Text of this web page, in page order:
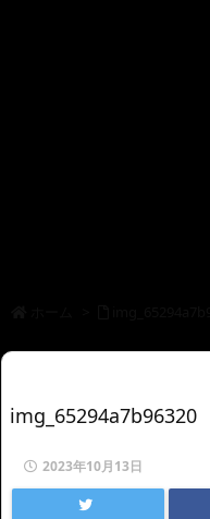
img_65294a7b96320
2023年10月13日